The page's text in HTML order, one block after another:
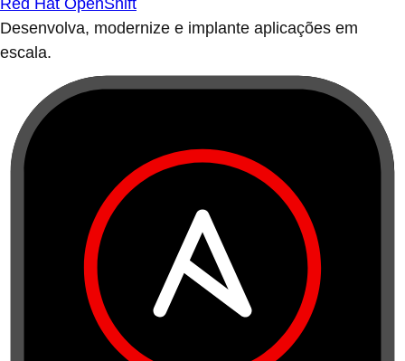
Red Hat OpenShift
Desenvolva, modernize e implante aplicações em
escala.